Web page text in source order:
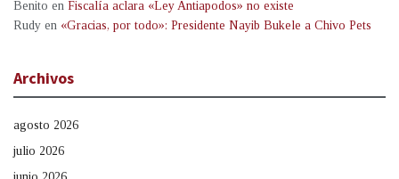
Benito en Fiscalía aclara «Ley Antiapodos» no existe
Rudy en «Gracias, por todo»: Presidente Nayib Bukele a Chivo Pets
Archivos
agosto 2026
julio 2026